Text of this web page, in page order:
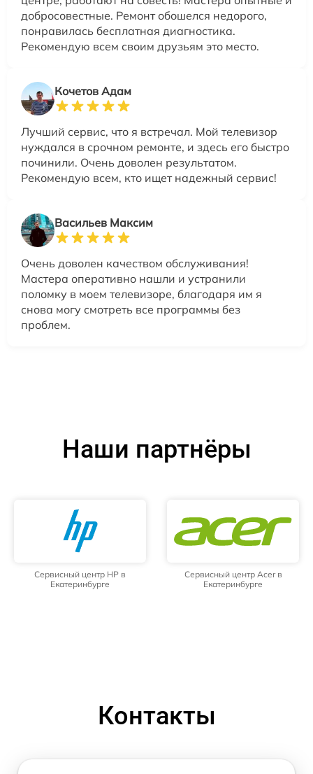
добросовестные. Ремонт обошелся недорого,
понравилась бесплатная диагностика.
Рекомендую всем своим друзьям это место.
Кочетов Адам
Лучший сервис, что я встречал. Мой телевизор
нуждался в срочном ремонте, и здесь его быстро
починили. Очень доволен результатом.
Рекомендую всем, кто ищет надежный сервис!
Васильев Максим
Очень доволен качеством обслуживания!
Мастера оперативно нашли и устранили
поломку в моем телевизоре, благодаря им я
снова могу смотреть все программы без
проблем.
Наши партнёры
Сервисный центр HP в
Екатеринбурге
Сервисный центр Acer в
Екатеринбурге
Контакты